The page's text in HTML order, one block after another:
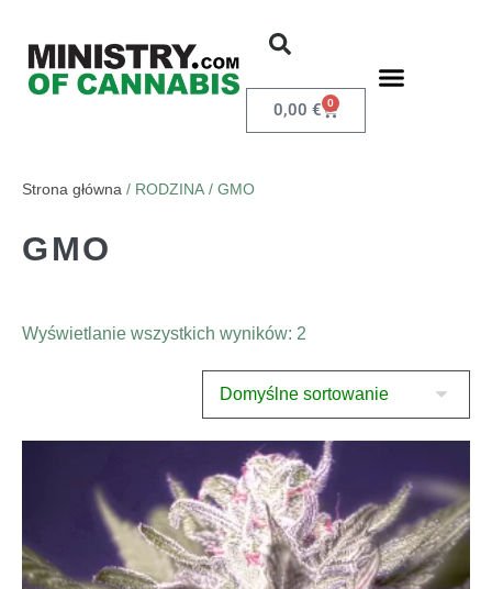
0,00 € 0
Strona główna / RODZINA / GMO
GMO
Wyświetlanie wszystkich wyników: 2